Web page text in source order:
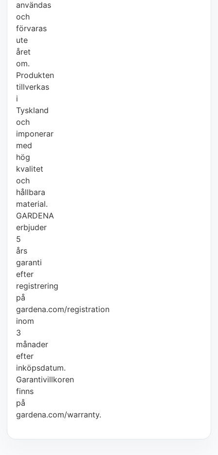
användas
och
förvaras
ute
året
om.
Produkten
tillverkas
i
Tyskland
och
imponerar
med
hög
kvalitet
och
hållbara
material.
GARDENA
erbjuder
5
års
garanti
efter
registrering
på
gardena.com/registration
inom
3
månader
efter
inköpsdatum.
Garantivillkoren
finns
på
gardena.com/warranty.